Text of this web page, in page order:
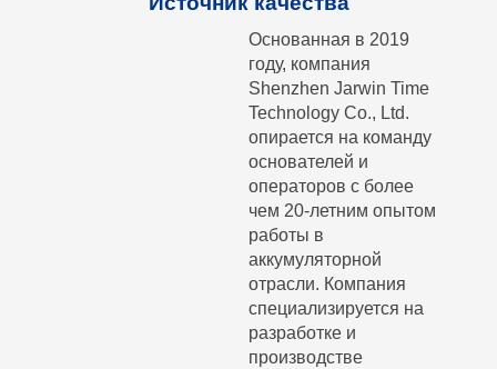
Основанная в 2019
году, компания
Shenzhen Jarwin Time
Technology Co., Ltd.
опирается на команду
основателей и
операторов с более
чем 20-летним опытом
работы в
аккумуляторной
отрасли. Компания
специализируется на
разработке и
производстве